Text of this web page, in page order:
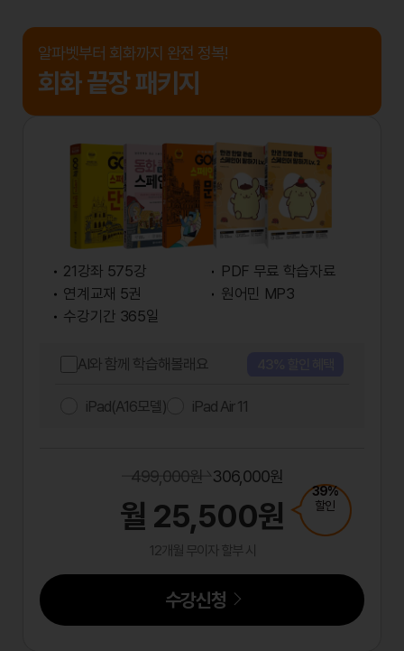
알파벳부터 회화까지 완전 정복!
회화 끝장 패키지
21강좌 575강
PDF 무료 학습자료
연계교재 5권
원어민 MP3
수강기간 365일
AI와 함께 학습해볼래요
iPad(A16모델) iPad Air 11
39%
할인
499,000원 306,000원
월 25,500원
12개월 무이자 할부 시
수강신청